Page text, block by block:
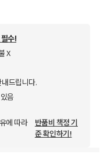
수!
X
드립니다.
음
에 따라
반품비 책정 기
준 확인하기!